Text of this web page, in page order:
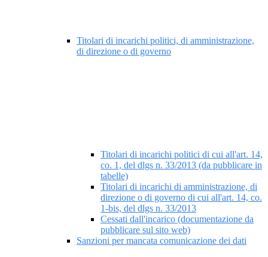
Titolari di incarichi politici, di amministrazione,
di direzione o di governo
Titolari di incarichi politici di cui all'art. 14,
co. 1, del dlgs n. 33/2013 (da pubblicare in
tabelle)
Titolari di incarichi di amministrazione, di
direzione o di governo di cui all'art. 14, co.
1-bis, del dlgs n. 33/2013
Cessati dall'incarico (documentazione da
pubblicare sul sito web)
Sanzioni per mancata comunicazione dei dati